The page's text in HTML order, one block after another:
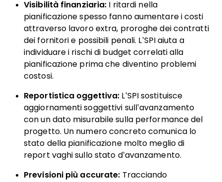
Visibilità finanziaria: I ritardi nella
pianificazione spesso fanno aumentare i costi
attraverso lavoro extra, proroghe dei contratti
dei fornitori e possibili penali. L’SPI aiuta a
individuare i rischi di budget correlati alla
pianificazione prima che diventino problemi
costosi.
Reportistica oggettiva: L’SPI sostituisce
aggiornamenti soggettivi sull’avanzamento
con un dato misurabile sulla performance del
progetto. Un numero concreto comunica lo
stato della pianificazione molto meglio di
report vaghi sullo stato d’avanzamento.
Previsioni più accurate: Tracciando